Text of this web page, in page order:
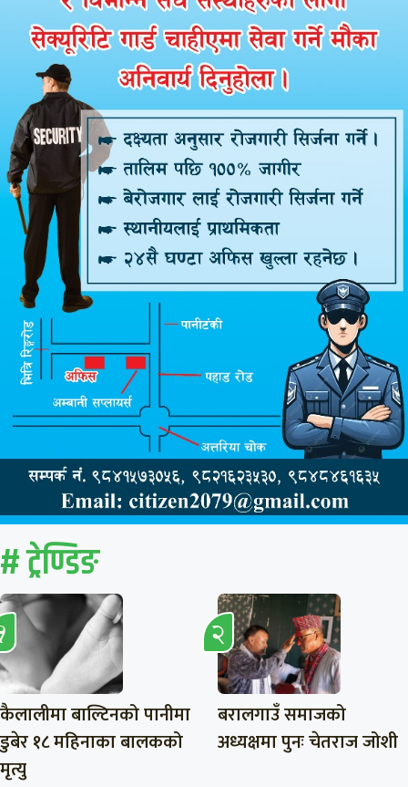
# ट्रेण्डिङ
कैलालीमा बाल्टिनको पानीमा
डुबेर १८ महिनाका बालकको
मृत्यु
बरालगाउँ समाजको
अध्यक्षमा पुनः चेतराज जोशी